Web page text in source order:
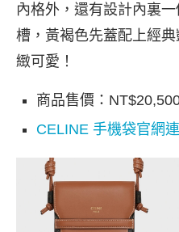
內格外，還有設計內裏
槽，黃褐色先蓋配上經
緻可愛！
商品售價：
CELINE 手機袋官網